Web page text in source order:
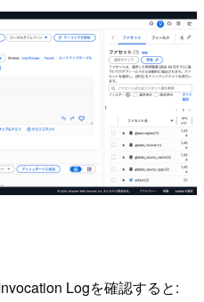
Logを確認すると: